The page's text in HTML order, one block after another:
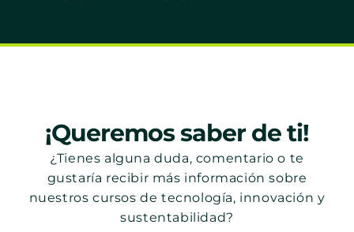
¡Queremos saber de ti!
¿Tienes alguna duda, comentario o te
gustaría recibir más información sobre
nuestros cursos de tecnología, innovación y
sustentabilidad?